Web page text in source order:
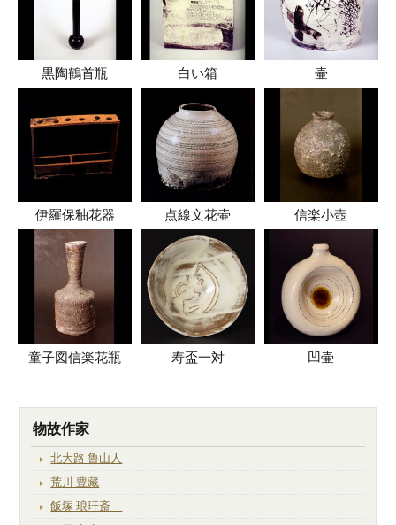
黒陶鶴首瓶 白い箱 壷
伊羅保釉花器 点線文花壷 信楽小壺
童子図信楽花瓶 寿盃一対 凹壷
物故作家
北大路 魯山人
荒川 豊藏
飯塚 琅玕斎